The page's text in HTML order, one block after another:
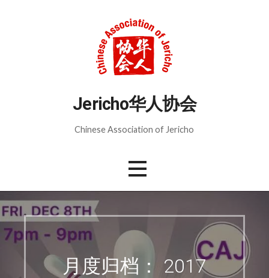
Jericho华人协会
Chinese Association of Jericho
月度归档： 2017